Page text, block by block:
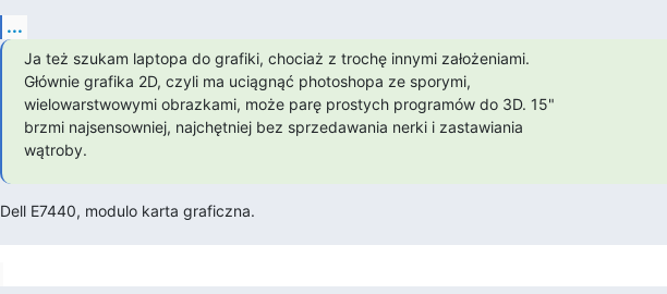
...
Ja też szukam laptopa do grafiki, chociaż z trochę innymi założeniami.
Głównie grafika 2D, czyli ma uciągnąć photoshopa ze sporymi,
wielowarstwowymi obrazkami, może parę prostych programów do 3D. 15"
brzmi najsensowniej, najchętniej bez sprzedawania nerki i zastawiania
wątroby.
Dell E7440, modulo karta graficzna.